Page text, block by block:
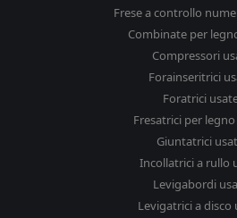
Frese a controllo
Combinate per
Compressori
Forainseritrici
Foratrici
Fresatrici per
Giuntatrici
Incollatrici a rullo
Levigabordi
Levigatrici a disco